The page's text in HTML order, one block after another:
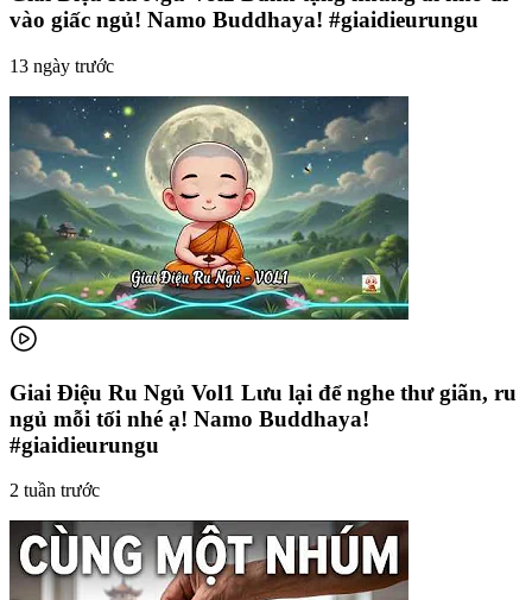
vào giấc ngủ! Namo Buddhaya! #giaidieurungu
13 ngày trước
Giai Điệu Ru Ngủ Vol1 Lưu lại để nghe thư giãn, ru
ngủ mỗi tối nhé ạ! Namo Buddhaya!
#giaidieurungu
2 tuần trước